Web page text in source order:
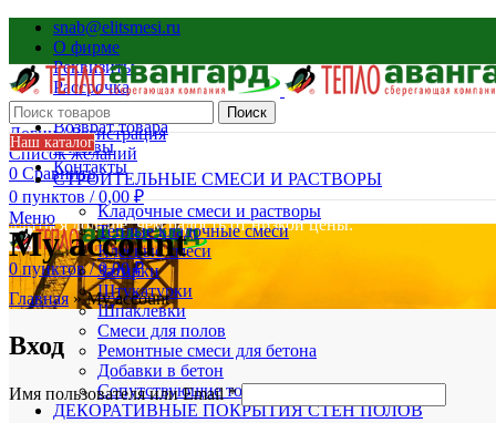
snab@elitsmesi.ru
О фирме
Реквизиты
Рассрочка
Доставка
Возврат товара
Отзывы
Контакты
Удовольствие от хорошего качества строительных материалов
длиться дольше, чем радость от низкой цены.
Поиск
Логин / Регистрация
Список желаний
0 Сравнить
0 пунктов / 0,00 ₽
Меню
0пунктов / 0,00₽
Наш каталог
СТРОИТЕЛЬНЫЕ СМЕСИ И РАСТВОРЫ
Кладочные смеси и растворы
Теплые кладочные смеси
Клеевые смеси
Затирки
Штукатурки
Шпаклевки
Смеси для полов
Ремонтные смеси для бетона
Добавки в бетон
Сопутствующие товары
ДЕКОРАТИВНЫЕ ПОКРЫТИЯ СТЕН ПОЛОВ
My account
Главная »My account
Вход
Имя пользователя или Email*